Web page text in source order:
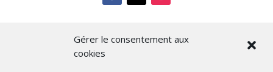
Gérer le consentement aux
cookies